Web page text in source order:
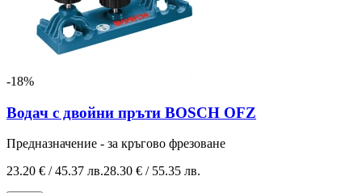
-18%
Водач с двойни пръти BOSCH OFZ
Предназначение - за кръгово фрезоване
23.20 € / 45.37 лв.28.30 € / 55.35 лв.